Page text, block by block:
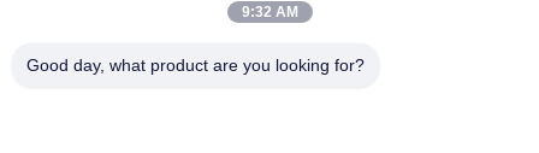
Niet Giftige Eco Vriendschappelijke Beschikbare Medische
9:32 AM
Good day, what product are you looking for?